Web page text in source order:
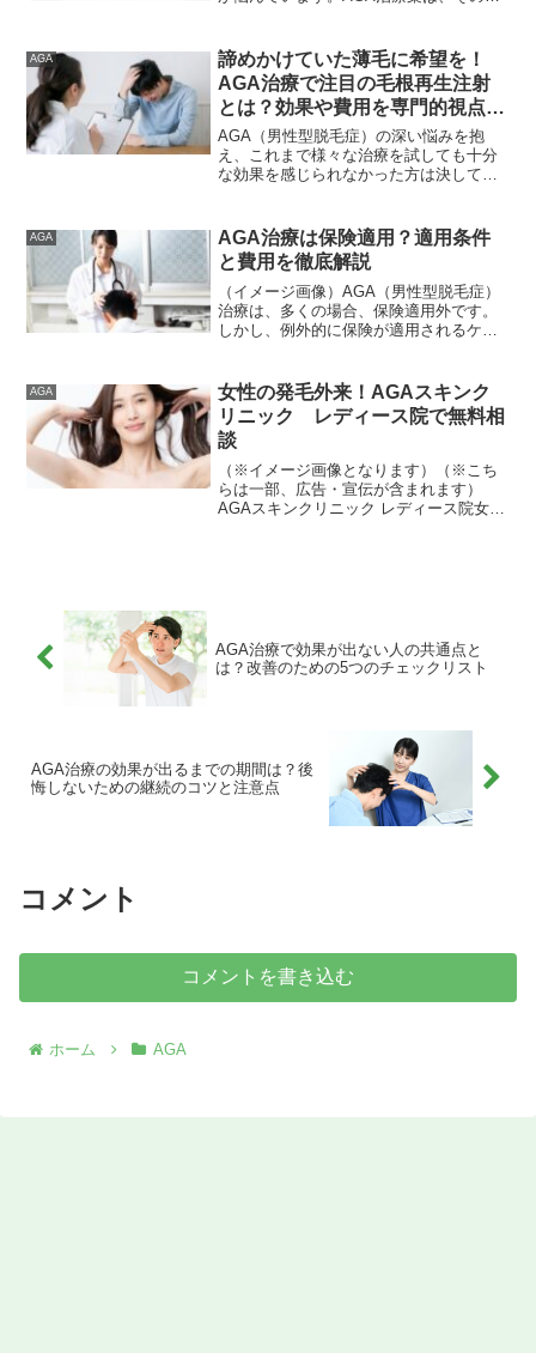
を選べば良いか迷う方もいるでしょう。
この記事では、AGA...
AGA
諦めかけていた薄毛に希望を！
AGA治療で注目の毛根再生注射
とは？効果や費用を専門的視点で
徹底解説
AGA（男性型脱毛症）の深い悩みを抱
え、これまで様々な治療を試しても十分
な効果を感じられなかった方は決して少
根再生注射」と呼ばれる最先端の治療ア
プローチです。本記事では、長年にわた
り薄毛治療の最新動向を研究してきた専
門的な視点から、毛根再生注射の画期的
なメカニズムや期待できる具体的な効
果、気になる副作用や費用相場までを網
を解決するための次の一歩を踏み出す参
考にしてください。
AGA
AGA治療は保険適用？適用条件
と費用を徹底解説
（イメージ画像）AGA（男性型脱毛症）
治療は、多くの場合、保険適用外です。
しかし、例外的に保険が適用されるケー
る保険適用の条件、適用される可能性の
あるケース、そして費...
AGA
女性の発毛外来！AGAスキンク
リニック レディース院で無料相
談
（※イメージ画像となります）（※こち
らは一部、広告・宣伝が含まれます）
AGAスキンクリニック レディース院女性
AGA治療で効果が出ない人の共通点と
は？改善のための5つのチェックリスト
AGA治療の効果が出るまでの期間は？後
悔しないための継続のコツと注意点
コメント
コメントを書き込む
ホーム AGA